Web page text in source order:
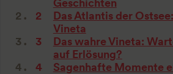
Das Atlantis der
Vineta
Das wahre Vineta:
auf Erlösung?
Sagenhafte Momente